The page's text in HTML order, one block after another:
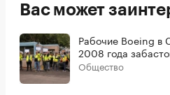
Вас может
Рабочие Boeing в
2008 года
Общество